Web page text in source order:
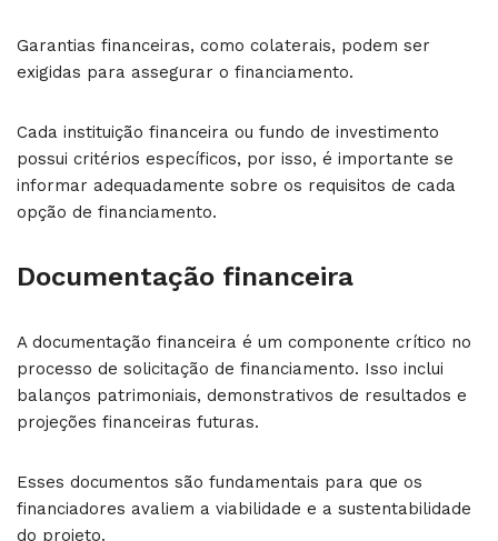
Garantias financeiras, como colaterais, podem ser
exigidas para assegurar o financiamento.
Cada instituição financeira ou fundo de investimento
possui critérios específicos, por isso, é importante se
informar adequadamente sobre os requisitos de cada
opção de financiamento.
Documentação financeira
A documentação financeira é um componente crítico no
processo de solicitação de financiamento. Isso inclui
balanços patrimoniais, demonstrativos de resultados e
projeções financeiras futuras.
Esses documentos são fundamentais para que os
financiadores avaliem a viabilidade e a sustentabilidade
do projeto.